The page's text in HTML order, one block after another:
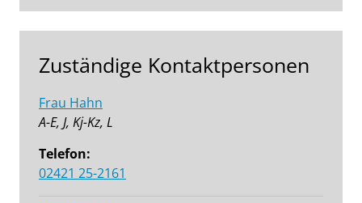
Zuständige Kontaktpersonen
Frau Hahn
A-E, J, Kj-Kz, L
Telefon:
02421 25-2161